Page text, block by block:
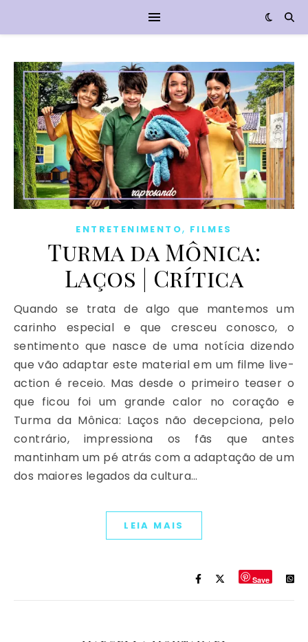
ENTRETENIMENTO, FILMES
Turma da Mônica:
Laços | Crítica
Quando se trata de algo que mantemos um
carinho especial e que cresceu conosco, o
sentimento que nasce de uma notícia dizendo
que vão adaptar este material em um filme live-
action é receio. Mas desde o primeiro teaser o
que ficou foi um grande calor no coração e
Turma da Mônica: Laços não decepciona, pelo
contrário, impressiona os fãs que antes
mantinham um pé atrás com a adaptação de um
dos maiores legados da cultura…
LEIA MAIS
Save